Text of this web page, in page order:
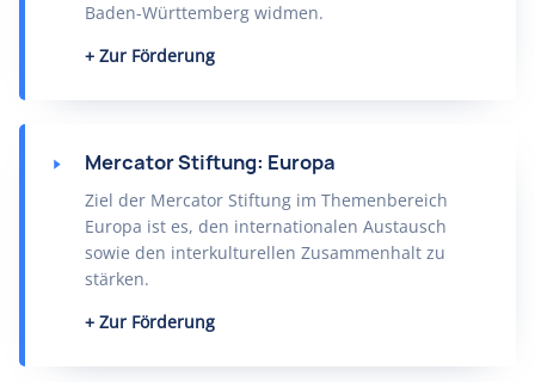
Baden-Württemberg widmen.
Zur Förderung
Mercator Stiftung: Europa
Ziel der Mercator Stiftung im Themenbereich
Europa ist es, den internationalen Austausch
sowie den interkulturellen Zusammenhalt zu
stärken.
Zur Förderung